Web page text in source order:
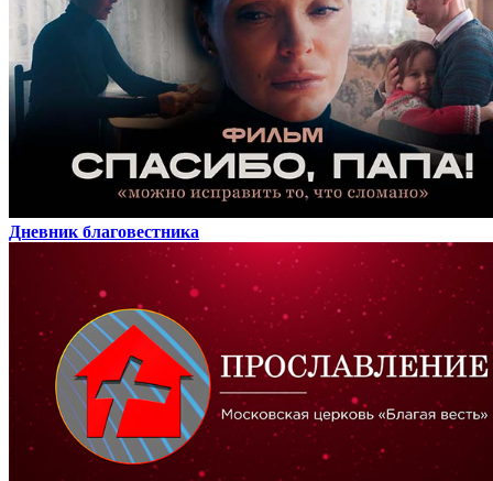
Дневник благовестника